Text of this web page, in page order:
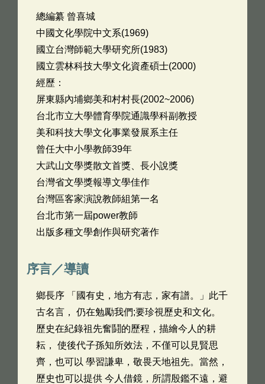
總編纂 曾喜城
中國文化學院中文系(1969)
國立台灣師範大學研究所(1983)
國立雲林科技大學文化資產碩士(2000)
經歷：
屏東縣內埔鄉美和村村長(2002~2006)
台北市立大學體育學院通識學科副教授
美和科技大學文化事業發展系主任
曾任大中小學教師39年
大武山文學獎散文首獎、長小說獎
台灣省文學獎報導文學佳作
台灣區客家演說教師組第一名
台北市第一屆power教師
出版多種文學創作與研究著作
序言／導讀
鄉長序 「國有史，地方有志，家有譜。」此千
古名言， 仍在勉勵我們;要珍視歷史和文化。
歷史在紀錄祖先奮鬪的歷程，描繪今人的耕
耘， 使後代子孫知所效法，不僅可以見賢思
齊，也可以 學習謙卑，敬畏天地祖先。當然，
歷史也可以提供 今人借鏡，所謂殷鑑不遠，避